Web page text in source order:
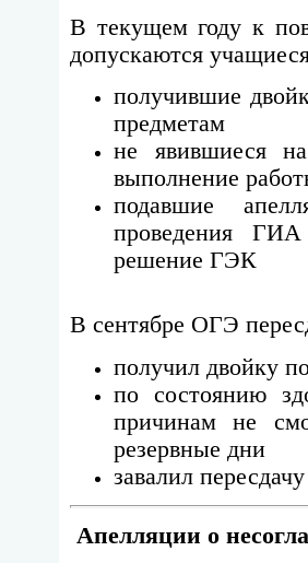
В текущем году к
допускаются
получившие
предметам
не явившиеся
выполнение
подавшие
проведения
решение ГЭК
В сентябре ОГЭ
получил двойку
по состоянию
причинам не
резервные дни
завалил
Апелляции о